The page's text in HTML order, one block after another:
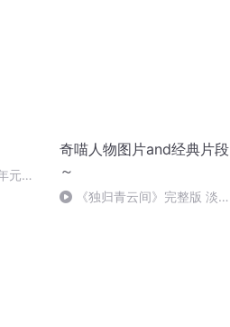
元旦
奇喵人物图片and经典片段
～
《独归青云间》完整版 淡淡